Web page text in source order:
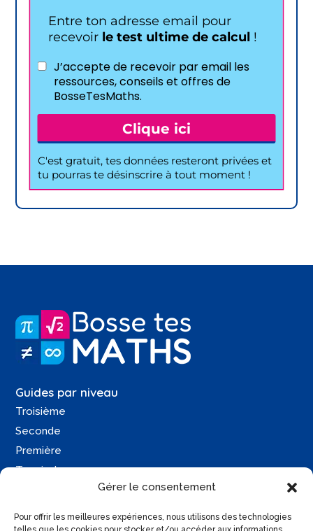
Gérer le consentement
Pour offrir les meilleures expériences, nous utilisons des technologies
Guides par niveau
Troisième
Seconde
Première
Terminale
Contactez-moi